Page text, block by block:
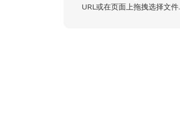
URL或在页面上拖拽选择文件.